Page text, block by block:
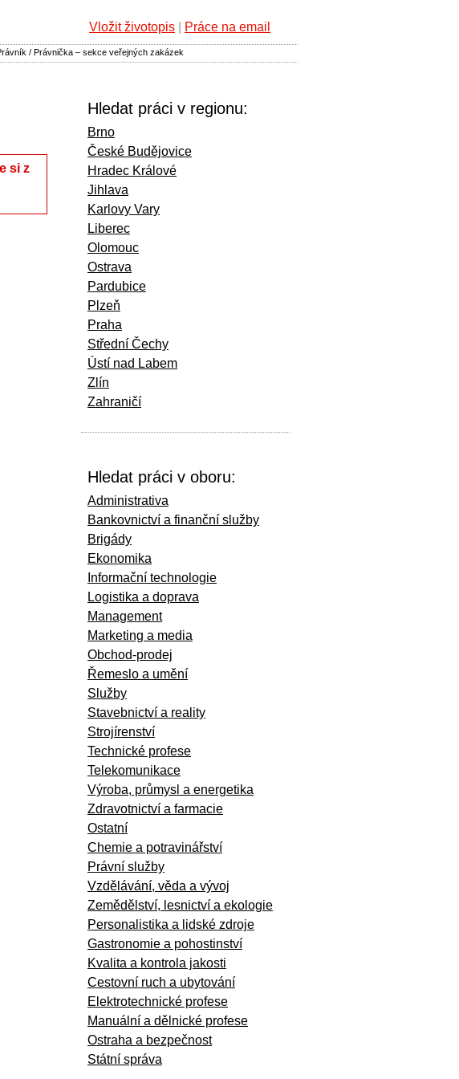
si z
Hledat práci v regionu:
Brno
České Budějovice
Hradec Králové
Jihlava
Karlovy Vary
Liberec
Olomouc
Ostrava
Pardubice
Plzeň
Praha
Střední Čechy
Ústí nad Labem
Zlín
Zahraničí
Hledat práci v oboru:
Administrativa
Bankovnictví a finanční služby
Brigády
Ekonomika
Informační technologie
Logistika a doprava
Management
Marketing a media
Obchod-prodej
Řemeslo a umění
Služby
Stavebnictví a reality
Strojírenství
Technické profese
Telekomunikace
Výroba, průmysl a energetika
Zdravotnictví a farmacie
Ostatní
Chemie a potravinářství
Právní služby
Vzdělávání, věda a vývoj
Zemědělství, lesnictví a ekologie
Personalistika a lidské zdroje
Gastronomie a pohostinství
Kvalita a kontrola jakosti
Cestovní ruch a ubytování
Elektrotechnické profese
Manuální a dělnické profese
Ostraha a bezpečnost
Státní správa
Vložit životopis Práce na email
/ Právnička – sekce veřejných zakázek